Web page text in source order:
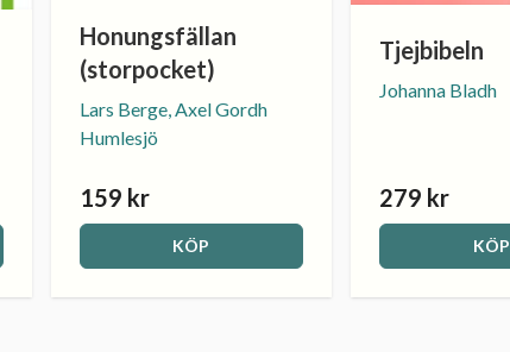
Honungsfällan
(storpocket)
Lars Berge, Axel Gordh
Humlesjö
159 kr
KÖP
Tjejbibeln
Johanna Bladh
279 kr
KÖP